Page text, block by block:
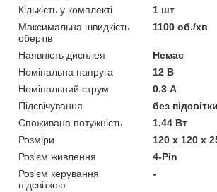
Кількість у комплекті
1 шт
Максимальна швидкість
обертів
1100 об./хв
Наявність дисплея
Немає
Номінальна напруга
12 В
Номінальний струм
0.3 А
Підсвічування
без підсвітки
Споживана потужність
1.44 Вт
Розміри
120 х 120 х
Роз'єм живлення
4-Pin
Роз'єм керування
підсвіткою
-